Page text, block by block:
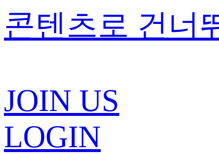
콘텐츠로 건너
JOIN US
LOGIN